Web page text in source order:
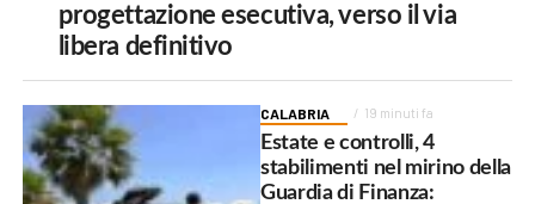
progettazione esecutiva, verso il via
libera definitivo
CALABRIA 19 minuti fa
Estate e controlli, 4
stabilimenti nel mirino della
Guardia di Finanza: